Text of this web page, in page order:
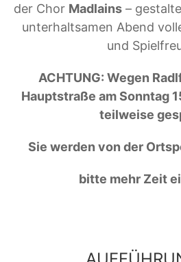
der Chor Madlains–
unterhaltsamen Abend
und
ACHTUNG: Wegen
Hauptstraße am Sonntag
teilweise
Sie werden von der
bitte mehr Zeit